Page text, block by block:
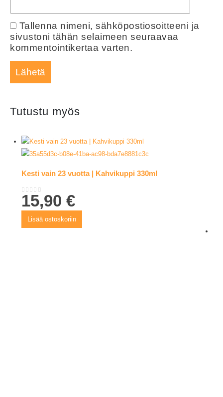
Tallenna nimeni, sähköpostiosoitteeni ja
sivustoni tähän selaimeen seuraavaa
kommentointikertaa varten.
Tutustu myös
Kesti vain 23 vuotta | Kahvikuppi 330ml
0out of 5
15,90€
Lisää ostoskoriin